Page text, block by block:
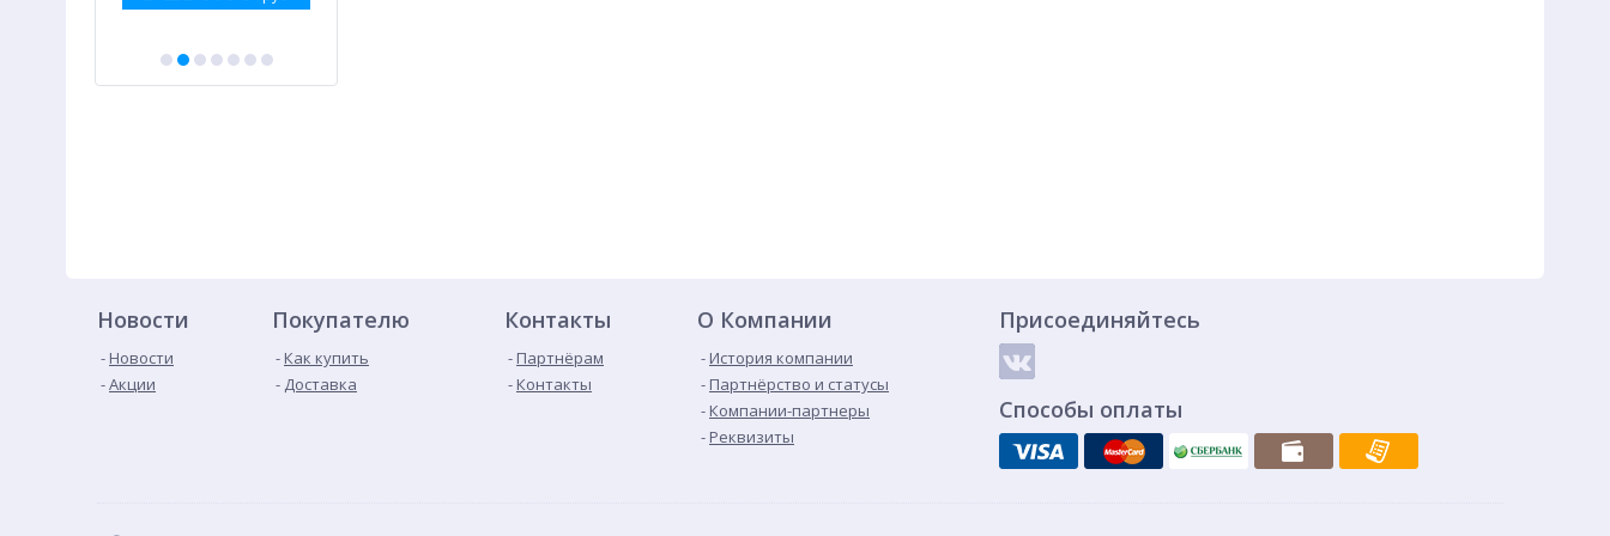
Новости
Новости
Акции
Покупателю
Как купить
Доставка
Контакты
Партнёрам
Контакты
О Компании
История компании
Партнёрство и статусы
Компании-партнеры
Реквизиты
Присоединяйтесь
Способы оплаты